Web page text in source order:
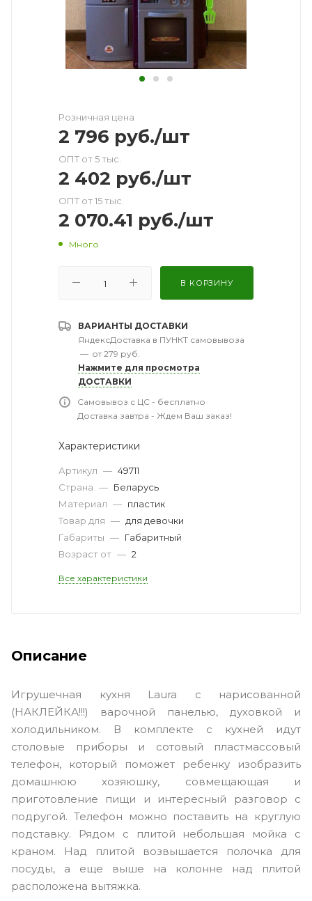
Розничная цена
2 796 руб./шт
ОПТ от 5 тыс.
2 402 руб./шт
ОПТ от 15 тыс.
2 070.41 руб./шт
Много
В КОРЗИНУ
ВАРИАНТЫ ДОСТАВКИ
ЯндексДоставка в ПУНКТ самовывоза
— от 279 руб.
Нажмите для просмотра
ДОСТАВКИ
Самовывоз с ЦС - бесплатно
Доставка завтра - Ждем Ваш заказ!
Характеристики
Артикул — 49711
Страна — Беларусь
Материал — пластик
Товар для — для девочки
Габариты — Габаритный
Возраст от — 2
Все характеристики
Описание
Игрушечная кухня Laura с нарисованной
(НАКЛЕЙКА!!!) варочной панелью, духовкой и
холодильником. В комплекте с кухней идут
столовые приборы и сотовый пластмассовый
телефон, который поможет ребенку изобразить
домашнюю хозяюшку, совмещающая и
приготовление пищи и интересный разговор с
подругой. Телефон можно поставить на круглую
подставку. Рядом с плитой небольшая мойка с
краном. Над плитой возвышается полочка для
посуды, а еще выше на колонне над плитой
расположена вытяжка.